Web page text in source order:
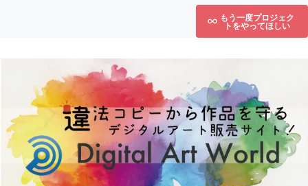
もう一度プロジェク
トをやってほしい